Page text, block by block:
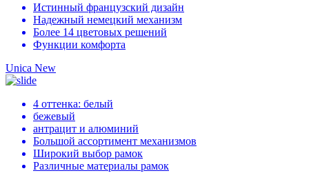
Истинный французский дизайн
Надежный немецкий механизм
Более 14 цветовых решений
Функции комфорта
Unica New
4 оттенка: белый
бежевый
антрацит и алюминий
Большой ассортимент механизмов
Широкий выбор рамок
Различные материалы рамок